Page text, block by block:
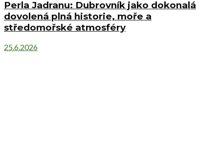
Perla Jadranu: Dubrovník jako dokonalá
dovolená plná historie, moře a
středomořské atmosféry
25.6.2026